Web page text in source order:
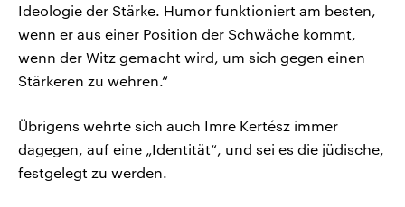
Ideologie der Stärke. Humor funktioniert am besten,
wenn er aus einer Position der Schwäche kommt,
wenn der Witz gemacht wird, um sich gegen einen
Stärkeren zu wehren.“
Übrigens wehrte sich auch Imre Kertész immer
dagegen, auf eine „Identität“, und sei es die jüdische,
festgelegt zu werden.